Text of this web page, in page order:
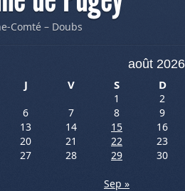
Comté – Doubs
août 2026
J V S D
1
2
6 7 8
9
13 14 15
16
20 21 22
23
27 28 29
30
Sep »